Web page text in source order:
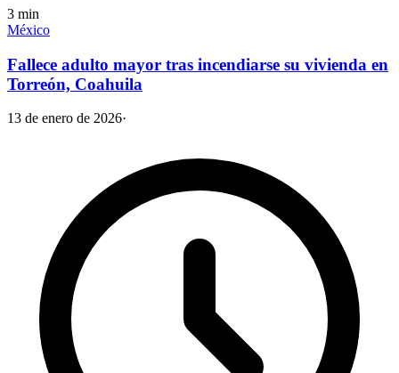
3 min
México
Fallece adulto mayor tras incendiarse su vivienda en
Torreón, Coahuila
13 de enero de 2026·